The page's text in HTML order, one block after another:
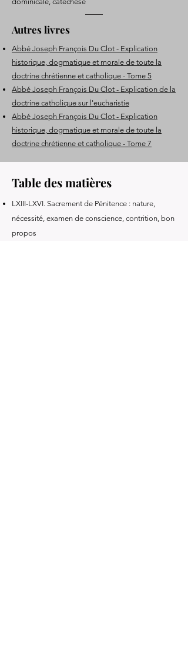
Autres livres
Abbé Joseph François Du Clot - Explication
historique, dogmatique et morale de toute la
doctrine chrétienne et catholique - Tome 5
Abbé Joseph François Du Clot - Explication de la
doctrine catholique sur l'eucharistie
Abbé Joseph François Du Clot - Explication
historique, dogmatique et morale de toute la
doctrine chrétienne et catholique - Tome 7
Table des matières
LXIII-LXVI. Sacrement de Pénitence : nature,
nécessité, examen de conscience, contrition, bon
propos